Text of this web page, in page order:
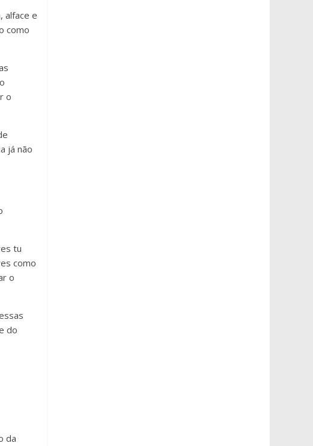
alface e
como
o
já não
tu
como
o
do
da